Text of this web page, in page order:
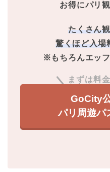
お得にパリ
たくさん
驚くほど入場
※もちろんエッ
まずは料
GoCity
パリ周遊パ